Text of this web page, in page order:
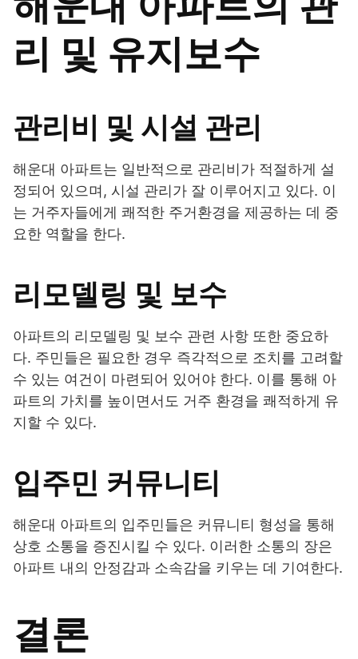
리 및 유지보수
관리비 및 시설 관리
해운대 아파트는 일반적으로 관리비가 적절하게 설
정되어 있으며, 시설 관리가 잘 이루어지고 있다. 이
는 거주자들에게 쾌적한 주거환경을 제공하는 데 중
요한 역할을 한다.
리모델링 및 보수
아파트의 리모델링 및 보수 관련 사항 또한 중요하
다. 주민들은 필요한 경우 즉각적으로 조치를 고려할
수 있는 여건이 마련되어 있어야 한다. 이를 통해 아
파트의 가치를 높이면서도 거주 환경을 쾌적하게 유
지할 수 있다.
입주민 커뮤니티
해운대 아파트의 입주민들은 커뮤니티 형성을 통해
상호 소통을 증진시킬 수 있다. 이러한 소통의 장은
아파트 내의 안정감과 소속감을 키우는 데 기여한다.
결론